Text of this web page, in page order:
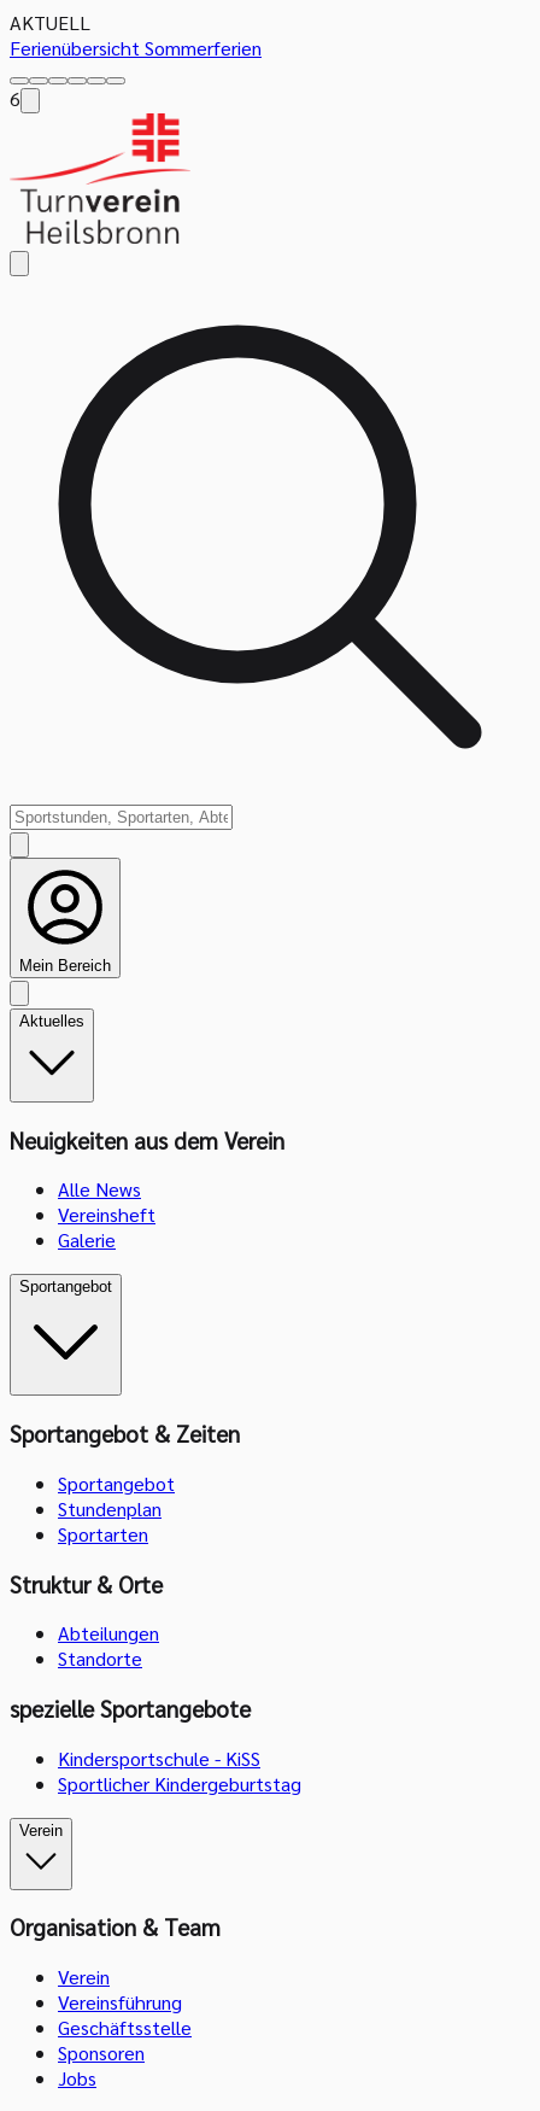
AKTUELL
Ferienübersicht Sommerferien
6
Mein Bereich
Aktuelles
Neuigkeiten aus dem Verein
Alle News
Vereinsheft
Galerie
Sportangebot
Sportangebot & Zeiten
Sportangebot
Stundenplan
Sportarten
Struktur & Orte
Abteilungen
Standorte
spezielle Sportangebote
Kindersportschule - KiSS
Sportlicher Kindergeburtstag
Verein
Organisation & Team
Verein
Vereinsführung
Geschäftsstelle
Sponsoren
Jobs